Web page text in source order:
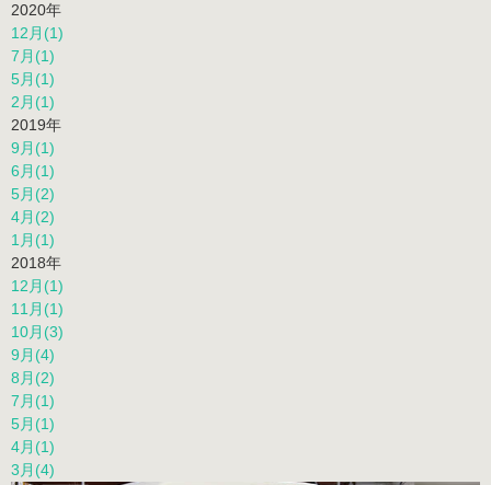
2020年
12月(1)
7月(1)
5月(1)
2月(1)
2019年
9月(1)
6月(1)
5月(2)
4月(2)
1月(1)
2018年
12月(1)
11月(1)
10月(3)
9月(4)
8月(2)
7月(1)
5月(1)
4月(1)
3月(4)